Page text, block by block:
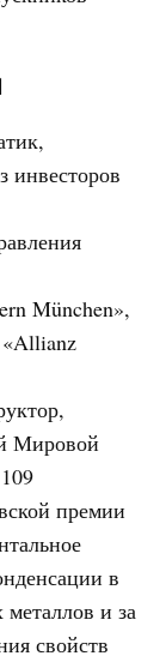
инвесторов
München»,
«Allianz
Мировой
премии
в
и за
свойств